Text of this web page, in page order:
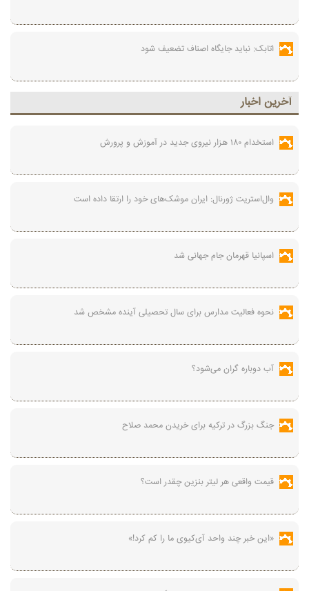
اتابک: نباید جایگاه اصناف تضعیف شود
آخرين اخبار
استخدام ۱۸۰ هزار نیروی جدید در آموزش‌ و پرورش
وال‌استریت ژورنال: ایران موشک‌های خود را ارتقا داده است
اسپانیا قهرمان جام جهانی شد
نحوه فعالیت مدارس برای سال تحصیلی آینده مشخص شد
آب دوباره گران می‌شود؟
جنگ بزرگ در ترکیه برای خریدن محمد صلاح
قیمت واقعی هر لیتر بنزین چقدر است؟
«این خبر چند واحد آی‌کیوی ما را کم کرد!»